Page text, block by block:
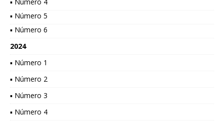
▪ Número 5
▪ Número 6
2024
▪ Número 1
▪ Número 2
▪ Número 3
▪ Número 4